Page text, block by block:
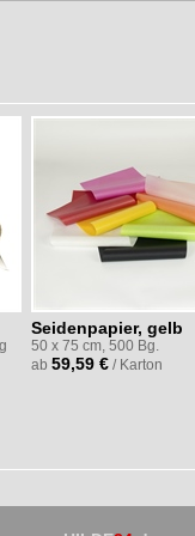
Seidenpapier, gelb
50 x 75 cm, 500 Bg.
ab 59,59 € / Karton